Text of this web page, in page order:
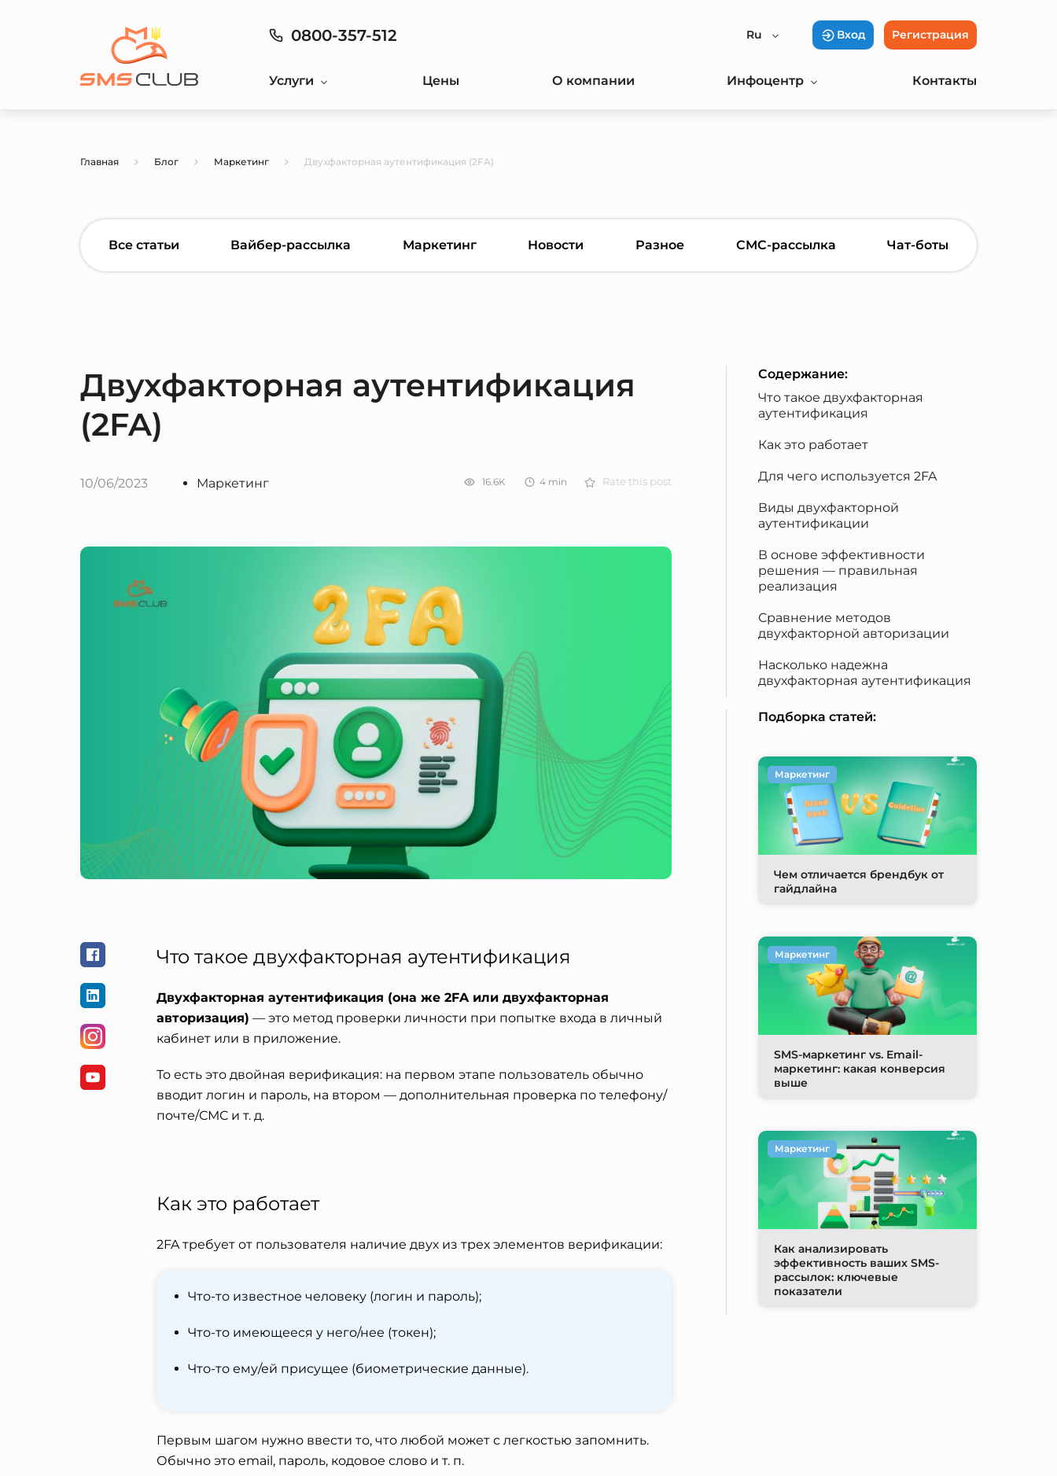
0800-357-512 Ru Вход Регистрация
Услуги Цены О компании Инфоцентр Контакты
Главная Блог Маркетинг Двухфакторная аутентификация (2FA)
Все статьи Вайбер-рассылка Маркетинг Новости Разное СМС-рассылка Чат-боты
Двухфакторная аутентификация
(2FA)
10/06/2023 Маркетинг 16.6K 4 min Rate this post
Что такое двухфакторная аутентификация
Двухфакторная аутентификация (она же 2FA или двухфакторная
авторизация) — это метод проверки личности при попытке входа в личный
кабинет или в приложение.
То есть это двойная верификация: на первом этапе пользователь обычно
вводит логин и пароль, на втором — дополнительная проверка по телефону/
почте/СМС и т. д.
Как это работает
2FA требует от пользователя наличие двух из трех элементов верификации:
Что-то известное человеку (логин и пароль);
Что-то имеющееся у него/нее (токен);
Что-то ему/ей присущее (биометрические данные).
Первым шагом нужно ввести то, что любой может с легкостью запомнить.
Обычно это email, пароль, кодовое слово и т. п.
Содержание:
Что такое двухфакторная
аутентификация
Как это работает
Для чего используется 2FA
Виды двухфакторной
аутентификации
В основе эффективности
решения — правильная
реализация
Сравнение методов
двухфакторной авторизации
Насколько надежна
двухфакторная аутентификация
Подборка статей:
Чем отличается брендбук от
гайдлайна
Маркетинг
SMS-маркетинг vs. Email-
маркетинг: какая конверсия
выше
Маркетинг
Как анализировать
эффективность ваших SMS-
рассылок: ключевые
показатели
Маркетинг